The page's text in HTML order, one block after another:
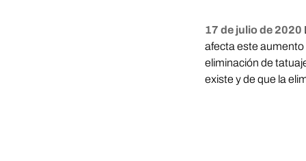
17 de julio de 2020
afecta este aumento
eliminación de
existe y de que la